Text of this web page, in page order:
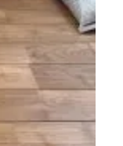
確認申
ペレットス
ペレッ
北海道
ペレッ